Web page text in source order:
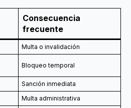
Consecuencia
frecuente
Multa o invalidación
Bloqueo temporal
Sanción inmediata
Multa administrativa